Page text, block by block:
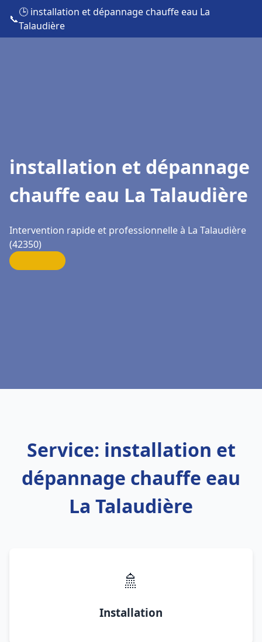
📞
🕒 installation et dépannage chauffe eau La
Talaudière
installation et dépannage
chauffe eau La Talaudière
Intervention rapide et professionnelle à La Talaudière
(42350)
Service: installation et
dépannage chauffe eau
La Talaudière
🚿
Installation